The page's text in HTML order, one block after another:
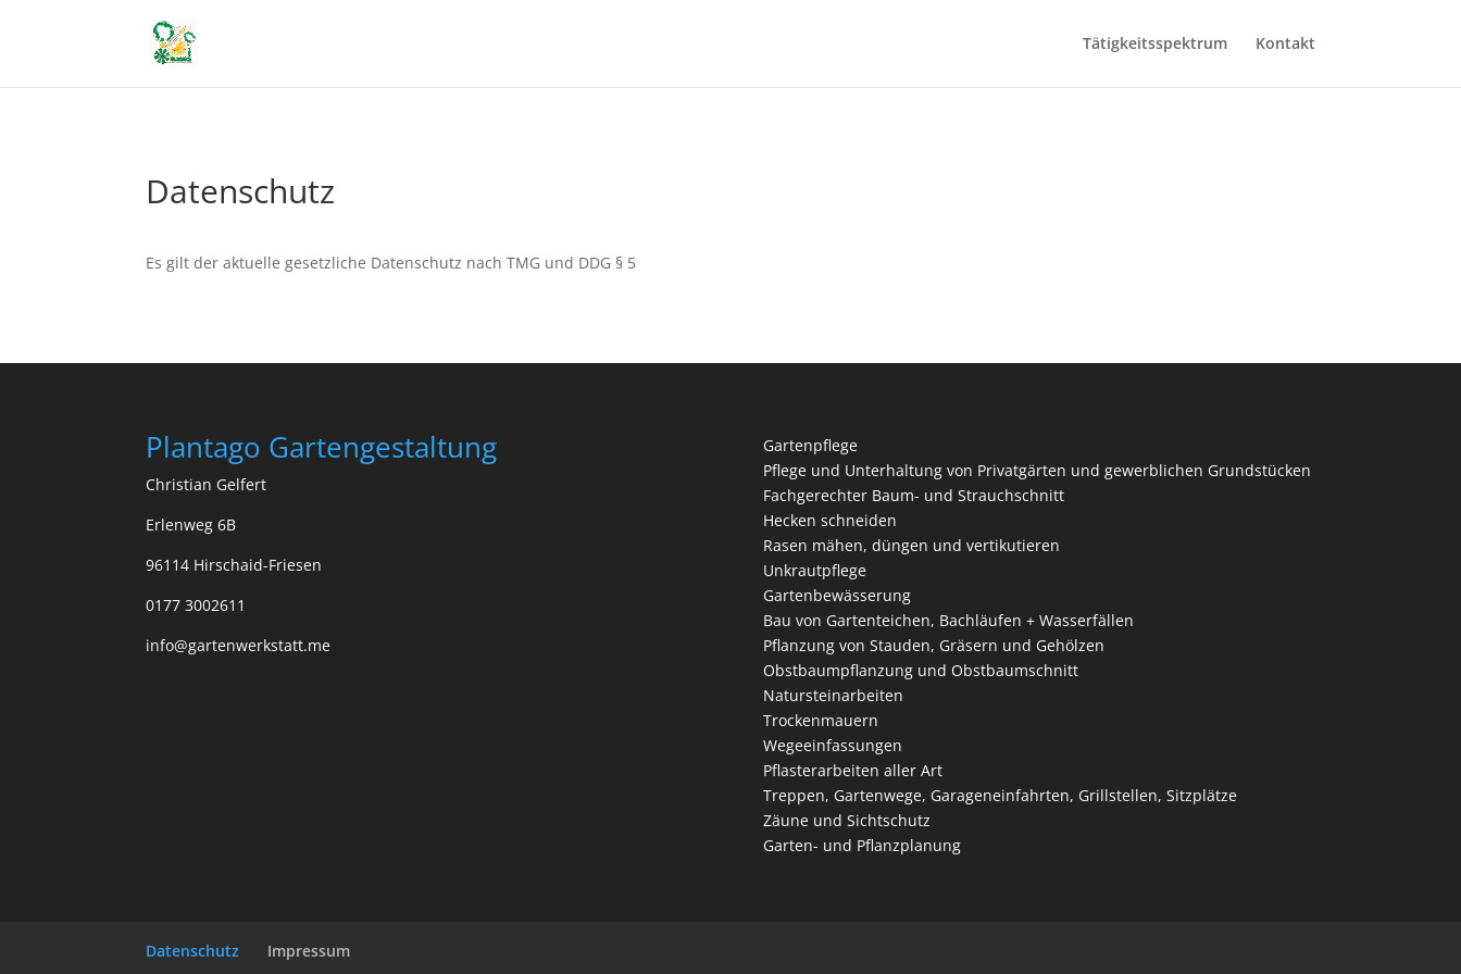
Tätigkeitsspektrum Kontakt
Datenschutz
Es gilt der aktuelle gesetzliche Datenschutz nach TMG und DDG § 5
Plantago Gartengestaltung
Christian Gelfert
Erlenweg 6B
96114 Hirschaid-Friesen
0177 3002611
info@gartenwerkstatt.me
Gartenpflege
Pflege und Unterhaltung von Privatgärten und gewerblichen Grundstücken
Fachgerechter Baum- und Strauchschnitt
Hecken schneiden
Rasen mähen, düngen und vertikutieren
Unkrautpflege
Gartenbewässerung
Bau von Gartenteichen, Bachläufen + Wasserfällen
Pflanzung von Stauden, Gräsern und Gehölzen
Obstbaumpflanzung und Obstbaumschnitt
Natursteinarbeiten
Trockenmauern
Wegeeinfassungen
Pflasterarbeiten aller Art
Treppen, Gartenwege, Garageneinfahrten, Grillstellen, Sitzplätze
Zäune und Sichtschutz
Garten- und Pflanzplanung
Datenschutz Impressum